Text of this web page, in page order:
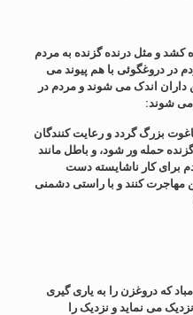
کشد و مثل درنده گزنده به مردم
در دروغگوئی با هم پیوند می
داران اندک می شوند و مردم در
می شوند:
بزرگ گردد و رعایت کنندگان
حمله ور شود، و باطل مانند
برای کار ناشایسته دست
مهاجرت کنند و با راستی دشمنی
که دروغزن را به یاری گیری
می نماید و نزدیک را